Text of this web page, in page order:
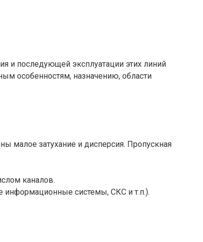
и последующей эксплуатации этих линий
особенностям, назначению, области
малое затухание и дисперсия. Пропускная
каналов.
информационные системы, СКС и т.п.).